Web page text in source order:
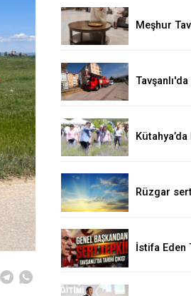
Meşhur
Rüzgar
İstifa Eden
Sert Tepki